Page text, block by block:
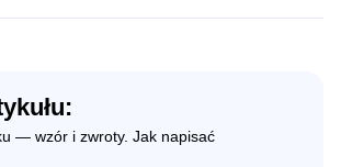
— wzór i zwroty. Jak napisać